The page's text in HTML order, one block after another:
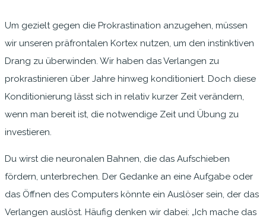
Um gezielt gegen die Prokrastination anzugehen, müssen
wir unseren präfrontalen Kortex nutzen, um den instinktiven
Drang zu überwinden. Wir haben das Verlangen zu
prokrastinieren über Jahre hinweg konditioniert. Doch diese
Konditionierung lässt sich in relativ kurzer Zeit verändern,
wenn man bereit ist, die notwendige Zeit und Übung zu
investieren.
Du wirst die neuronalen Bahnen, die das Aufschieben
fördern, unterbrechen. Der Gedanke an eine Aufgabe oder
das Öffnen des Computers könnte ein Auslöser sein, der das
Verlangen auslöst. Häufig denken wir dabei: „Ich mache das